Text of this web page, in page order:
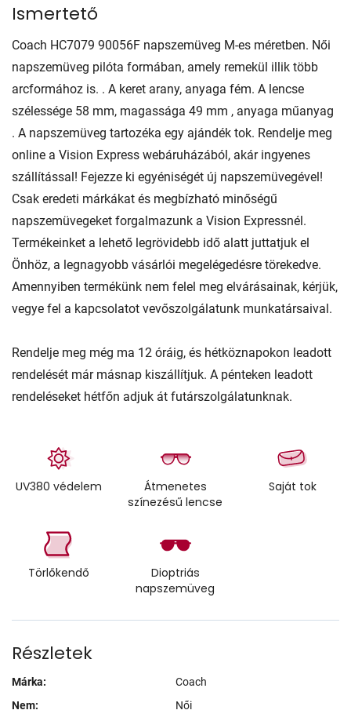
Ismertető
Coach HC7079 90056F napszemüveg M-es méretben. Női
napszemüveg pilóta formában, amely remekül illik több
arcformához is. . A keret arany, anyaga fém. A lencse
szélessége 58 mm, magassága 49 mm , anyaga műanyag
. A napszemüveg tartozéka egy ajándék tok. Rendelje meg
online a Vision Express webáruházából, akár ingyenes
szállítással! Fejezze ki egyéniségét új napszemüvegével!
Csak eredeti márkákat és megbízható minőségű
napszemüvegeket forgalmazunk a Vision Expressnél.
Termékeinket a lehető legrövidebb idő alatt juttatjuk el
Önhöz, a legnagyobb vásárlói megelégedésre törekedve.
Amennyiben termékünk nem felel meg elvárásainak, kérjük,
vegye fel a kapcsolatot vevőszolgálatunk munkatársaival.
Rendelje meg még ma 12 óráig, és hétköznapokon leadott
rendelését már másnap kiszállítjuk. A pénteken leadott
rendeléseket hétfőn adjuk át futárszolgálatunknak.
UV380 védelem
Átmenetes
színezésű lencse
Saját tok
Törlőkendő
Dioptriás
napszemüveg
Részletek
Márka:
Coach
Nem:
Női